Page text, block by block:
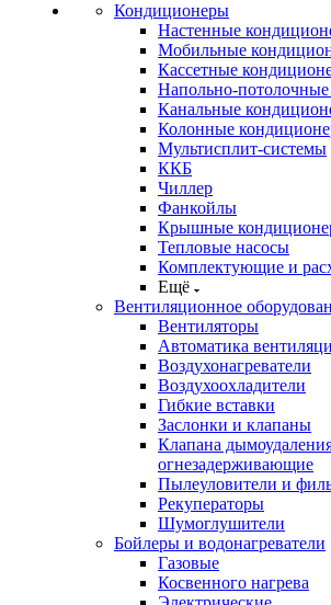
Кондиционеры
Настенные
Мобильные
Кассетные
Напольно-
Канальные
Колонные
Мультисплит-системы
ККБ
Чиллер
Фанкойлы
Крышные
Тепловые насосы
Комплектующие и
Ещё
Вентиляционное
Вентиляторы
Автоматика
Воздухонагреватели
Воздухоохладители
Гибкие вставки
Заслонки и клапаны
Клапана
огнезадерживающие
Пылеуловители и
Рекуператоры
Шумоглушители
Бойлеры и водонагреватели
Газовые
Косвенного нагрева